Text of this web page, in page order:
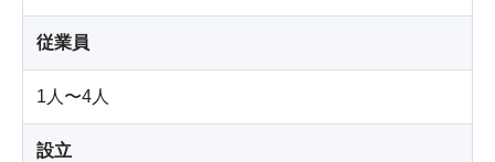
従業員
1人〜4人
設立